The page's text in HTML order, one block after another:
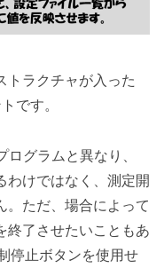
トラクチャが入った
です。
グラムと異なり、
わけではなく、測定開
。ただ、場合によって
終了させたいこともあ
停止ボタンを使用せ